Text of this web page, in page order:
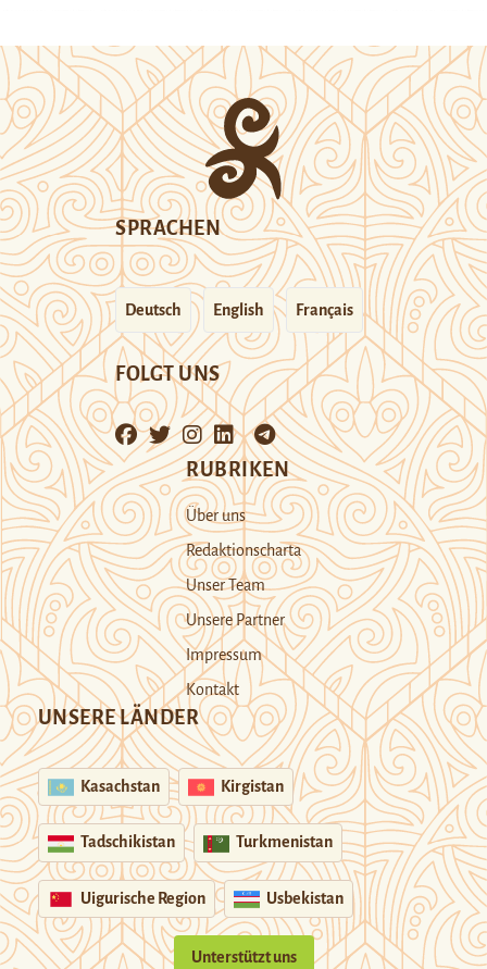
SPRACHEN
Deutsch English Français
FOLGT UNS
RUBRIKEN
Über uns
Redaktionscharta
Unser Team
Unsere Partner
Impressum
Kontakt
UNSERE LÄNDER
Kasachstan Kirgistan
Tadschikistan Turkmenistan
Uigurische Region Usbekistan
Unterstützt uns